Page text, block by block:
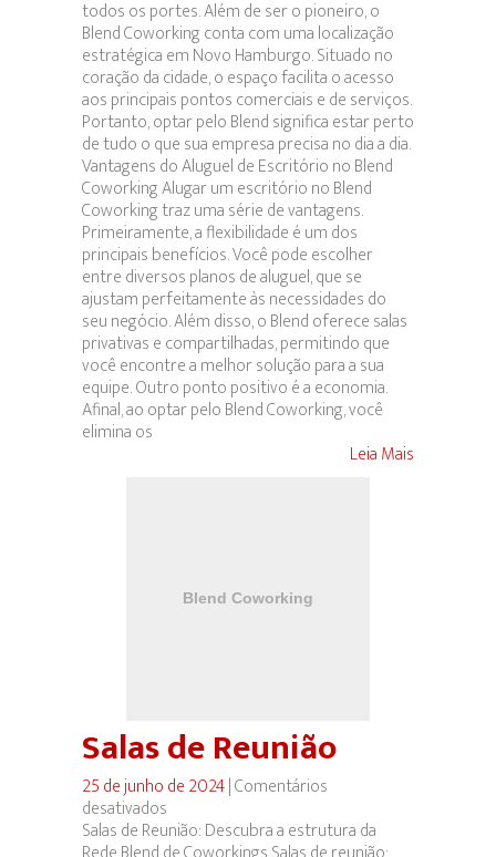
todos os portes. Além de ser o pioneiro, o
Blend Coworking conta com uma localização
estratégica em Novo Hamburgo. Situado no
coração da cidade, o espaço facilita o acesso
aos principais pontos comerciais e de serviços.
Portanto, optar pelo Blend significa estar perto
de tudo o que sua empresa precisa no dia a dia.
Vantagens do Aluguel de Escritório no Blend
Coworking Alugar um escritório no Blend
Coworking traz uma série de vantagens.
Primeiramente, a flexibilidade é um dos
principais benefícios. Você pode escolher
entre diversos planos de aluguel, que se
ajustam perfeitamente às necessidades do
seu negócio. Além disso, o Blend oferece salas
privativas e compartilhadas, permitindo que
você encontre a melhor solução para a sua
equipe. Outro ponto positivo é a economia.
Afinal, ao optar pelo Blend Coworking, você
elimina os
Leia Mais
Salas de Reunião
25 de junho de 2024|Comentários
desativados
Salas
Salas de Reunião: Descubra a estrutura da